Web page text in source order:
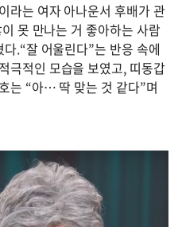
라는 여자 아나운서 후배가 관
못 만나는 거 좋아하는 사람
.“잘 어울린다”는 반응 속에
극적인 모습을 보였고, 띠동갑
는 “아… 딱 맞는 것 같다”며